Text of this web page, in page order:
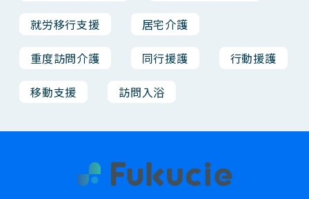
就労移行支援 居宅介護
重度訪問介護 同行援護 行動援護
移動支援 訪問入浴